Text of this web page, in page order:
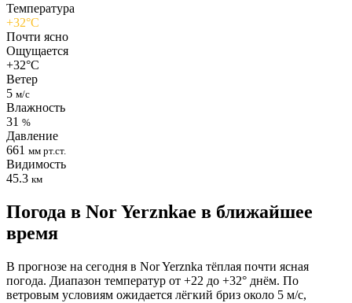
Температура
+32°C
Почти ясно
Ощущается
+32°C
Ветер
5 м/с
Влажность
31 %
Давление
661 мм рт.ст.
Видимость
45.3 км
Погода в Nor Yerznkaе в ближайшее
время
В прогнозе на сегодня в Nor Yerznka тёплая почти ясная
погода. Диапазон температур от +22 до +32° днём. По
ветровым условиям ожидается лёгкий бриз около 5 м/с,